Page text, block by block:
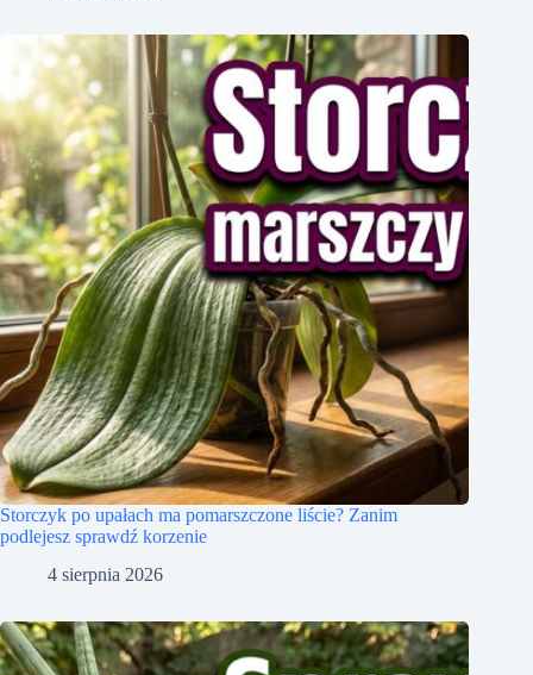
Storczyk po upałach ma pomarszczone liście? Zanim
podlejesz sprawdź korzenie
4 sierpnia 2026